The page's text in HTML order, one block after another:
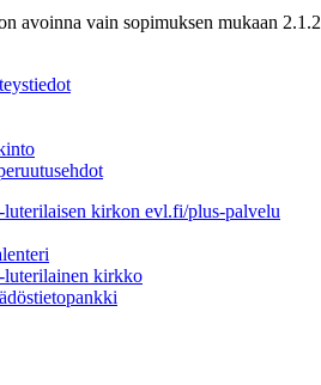
avoinna vain sopimuksen mukaan
luterilaisen kirkon evl.fi/plus-palvelu
luterilainen kirkko